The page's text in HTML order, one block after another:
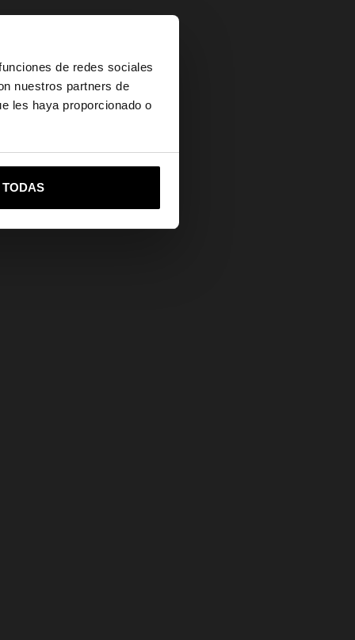
de redes sociales
nuestros partners de
les haya proporcionado o
TODAS
×
a United States